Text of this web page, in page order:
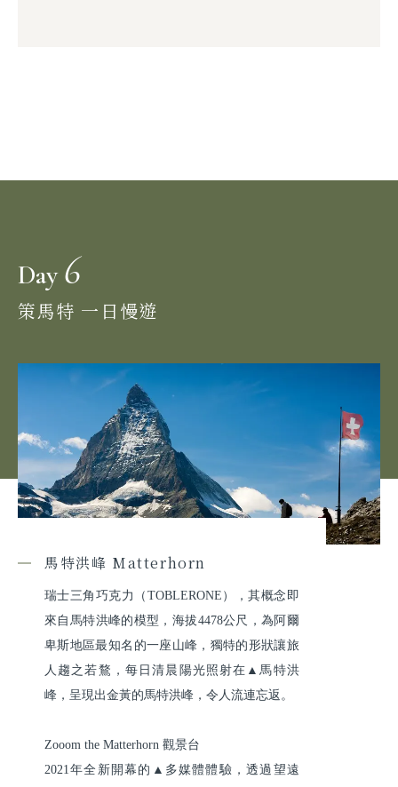
Day6
策馬特 一日慢遊
馬特洪峰 Matterhorn
瑞士三角巧克力（TOBLERONE），其概念即
來自馬特洪峰的模型，海拔4478公尺，為阿爾
卑斯地區最知名的一座山峰，獨特的形狀讓旅
人趨之若鶩，每日清晨陽光照射在▲馬特洪
峰，呈現出金黃的馬特洪峰，令人流連忘返。
Zooom the Matterhorn 觀景台
2021年全新開幕的▲多媒體體驗，透過望遠